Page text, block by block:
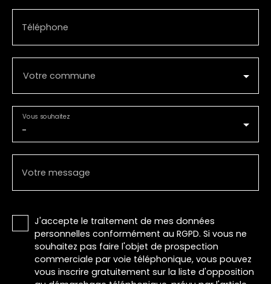
Téléphone
Votre commune
-
Vous souhaitez
Votre message
J'accepte le traitement de mes données
personnelles conformément au RGPD. Si vous ne
souhaitez pas faire l'objet de prospection
commerciale par voie téléphonique, vous pouvez
vous inscrire gratuitement sur la liste d'opposition